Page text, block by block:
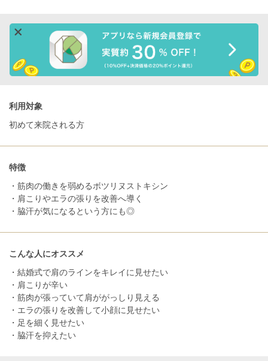
利用対象
初めて来院される方
特徴
・筋肉の働きを弱めるボツリヌストキシン
・肩こりやエラの張りを改善へ導く
・脇汗が気になるという方にも◎
こんな人にオススメ
・結婚式で肩のラインをキレイに見せたい
・肩こりが辛い
・筋肉が張っていて肩ががっしり見える
・エラの張りを改善して小顔に見せたい
・足を細く見せたい
・脇汗を抑えたい